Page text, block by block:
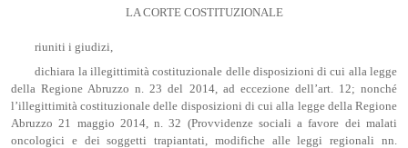
LA CORTE COSTITUZIONALE
riuniti i giudizi,
dichiara la illegittimità costituzionale delle disposizioni di cui alla legge
della Regione Abruzzo n. 23 del 2014, ad eccezione dell’art. 12; nonché
l’illegittimità costituzionale delle disposizioni di cui alla legge della Regione
Abruzzo 21 maggio 2014, n. 32 (Provvidenze sociali a favore dei malati
oncologici e dei soggetti trapiantati, modifiche alle leggi regionali nn.